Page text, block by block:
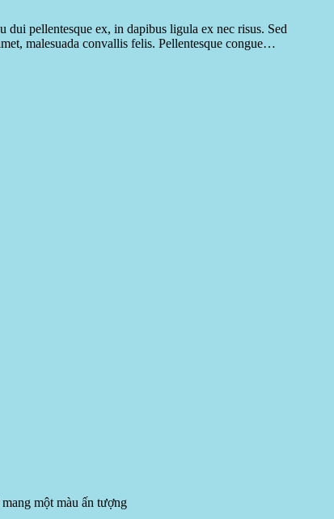
pellentesque ex, in dapibus ligula ex nec risus. Sed
malesuada convallis felis. Pellentesque congue…
một màu ấn tượng